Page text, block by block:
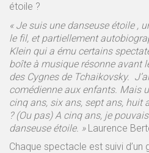
étoile ?
« Je suis une danseuse étoile ,
le fil, et partiellement
Klein qui a ému certains
boîte à musique résonne avant
des Cygnes de Tchaikovsky.
comédienne aux enfants. Mais
cinq ans, six ans, sept ans, huit
? (Ou pas) A cinq ans, je
danseuse étoile. »Laurence
Chaque spectacle est suivi